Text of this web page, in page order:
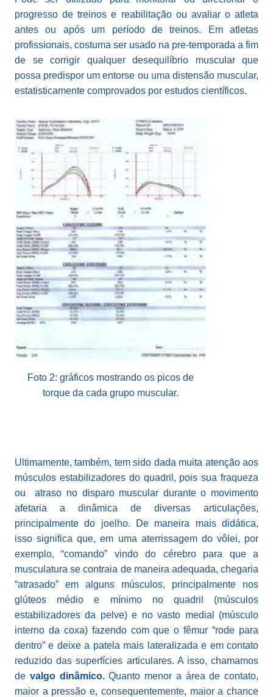
progresso de treinos e reabilitação ou avaliar o atleta
antes ou após um período de treinos. Em atletas
profissionais, costuma ser usado na pre-temporada a fim
de se corrigir qualquer desequilíbrio muscular que
possa predispor um entorse ou uma distensão muscular,
estatisticamente comprovados por estudos científicos.
Foto 2: gráficos mostrando os picos de
torque da cada grupo muscular.
Ultimamente, também, tem sido dada muita atenção aos
músculos estabilizadores do quadril, pois sua fraqueza
ou atraso no disparo muscular durante o movimento
afetaria a dinâmica de diversas articulações,
principalmente do joelho. De maneira mais didática,
isso significa que, em uma aterrissagem do vôlei, por
exemplo, “comando” vindo do cérebro para que a
musculatura se contraia de maneira adequada, chegaria
“atrasado” em alguns músculos, principalmente nos
glúteos médio e mínimo no quadril (músculos
estabilizadores da pelve) e no vasto medial (músculo
interno da coxa) fazendo com que o fêmur “rode para
dentro” e deixe a patela mais lateralizada e em contato
reduzido das superfícies articulares. A isso, chamamos
de valgo dinâmico.Quanto menor a área de contato,
maior a pressão e, consequentemente, maior a chance